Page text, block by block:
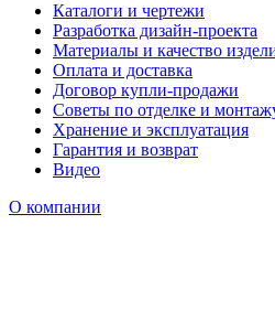
Каталоги и чертежи
Разработка дизайн-проекта
Материалы и качество
Оплата и доставка
Договор купли-продажи
Советы по отделке и
Хранение и эксплуатация
Гарантия и возврат
Видео
О компании